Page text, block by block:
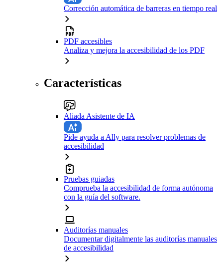
Corrección automática de barreras en tiempo real
PDF accesibles
Analiza y mejora la accesibilidad de los PDF
Características
Aliada Asistente de IA
Pide ayuda a Ally para resolver problemas de
accesibilidad
Pruebas guiadas
Comprueba la accesibilidad de forma autónoma
con la guía del software.
Auditorías manuales
Documentar digitalmente las auditorías manuales
de accesibilidad